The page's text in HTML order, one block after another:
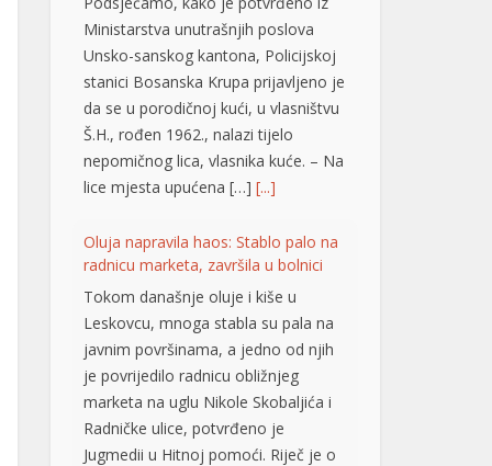
Ministarstva unutrašnjih poslova
Unsko-sanskog kantona, Policijskoj
stanici Bosanska Krupa prijavljeno je
da se u porodičnoj kući, u vlasništvu
Š.H., rođen 1962., nalazi tijelo
nepomičnog lica, vlasnika kuće. – Na
lice mjesta upućena […] [...]
Oluja napravila haos: Stablo palo na
radnicu marketa, završila u bolnici
Tokom današnje oluje i kiše u
Leskovcu, mnoga stabla su pala na
javnim površinama, a jedno od njih
je povrijedilo radnicu obližnjeg
marketa na uglu Nikole Skobaljića i
Radničke ulice, potvrđeno je
Jugmedii u Hitnoj pomoći. Riječ je o